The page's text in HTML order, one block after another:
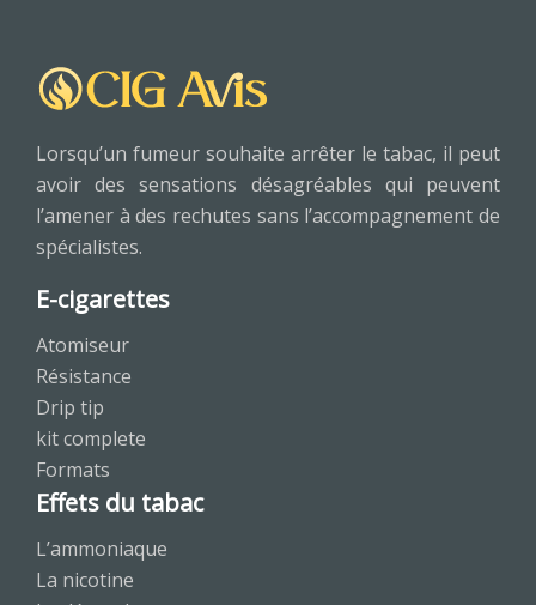
Lorsqu’un fumeur souhaite arrêter le tabac, il peut
avoir des sensations désagréables qui peuvent
l’amener à des rechutes sans l’accompagnement de
spécialistes.
E-cigarettes
Atomiseur
Résistance
Drip tip
kit complete
Formats
Effets du tabac
L’ammoniaque
La nicotine